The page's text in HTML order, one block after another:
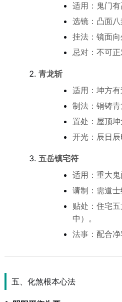
适用：鬼门有
选镜：凸面八
挂法：镜面向
忌对：不可正
青龙斩
适用：坤方有
制法：铜铸青
置处：屋顶坤
开光：辰日辰
五岳镇宅符
适用：重大鬼
请制：需道士
贴处：住宅五
中）。
法事：配合净
五、化煞根本心法